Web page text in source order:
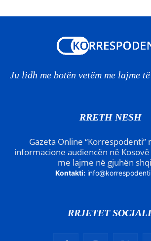
Ju lidh me botën vetëm me lajme
RRETH NESH
Gazeta Online “Korrespodenti”
informacione audiencën në
me lajme në gjuhën
Kontakti:
RRJETET